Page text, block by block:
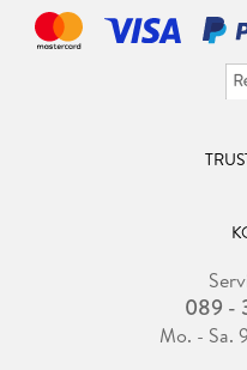
089 -
Mo. - Sa.